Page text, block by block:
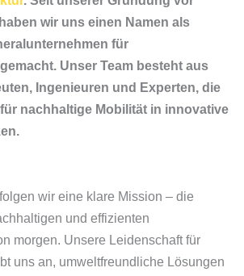
wir uns einen Namen als
für
Unser Team besteht aus
Ingenieuren und Experten, die
nachhaltige Mobilität in innovative
wir eine klare Mission – die
und effizienten
morgen. Unsere Leidenschaft für
uns an, umweltfreundliche Lösungen